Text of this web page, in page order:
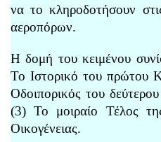
να το κληροδοτήσουν
αεροπόρων.
Η δομή του κειμένου
Το Ιστορικό του
Οδοιπορικός του
(3) Το μοιραίο Τέλος
Οικογένειας.